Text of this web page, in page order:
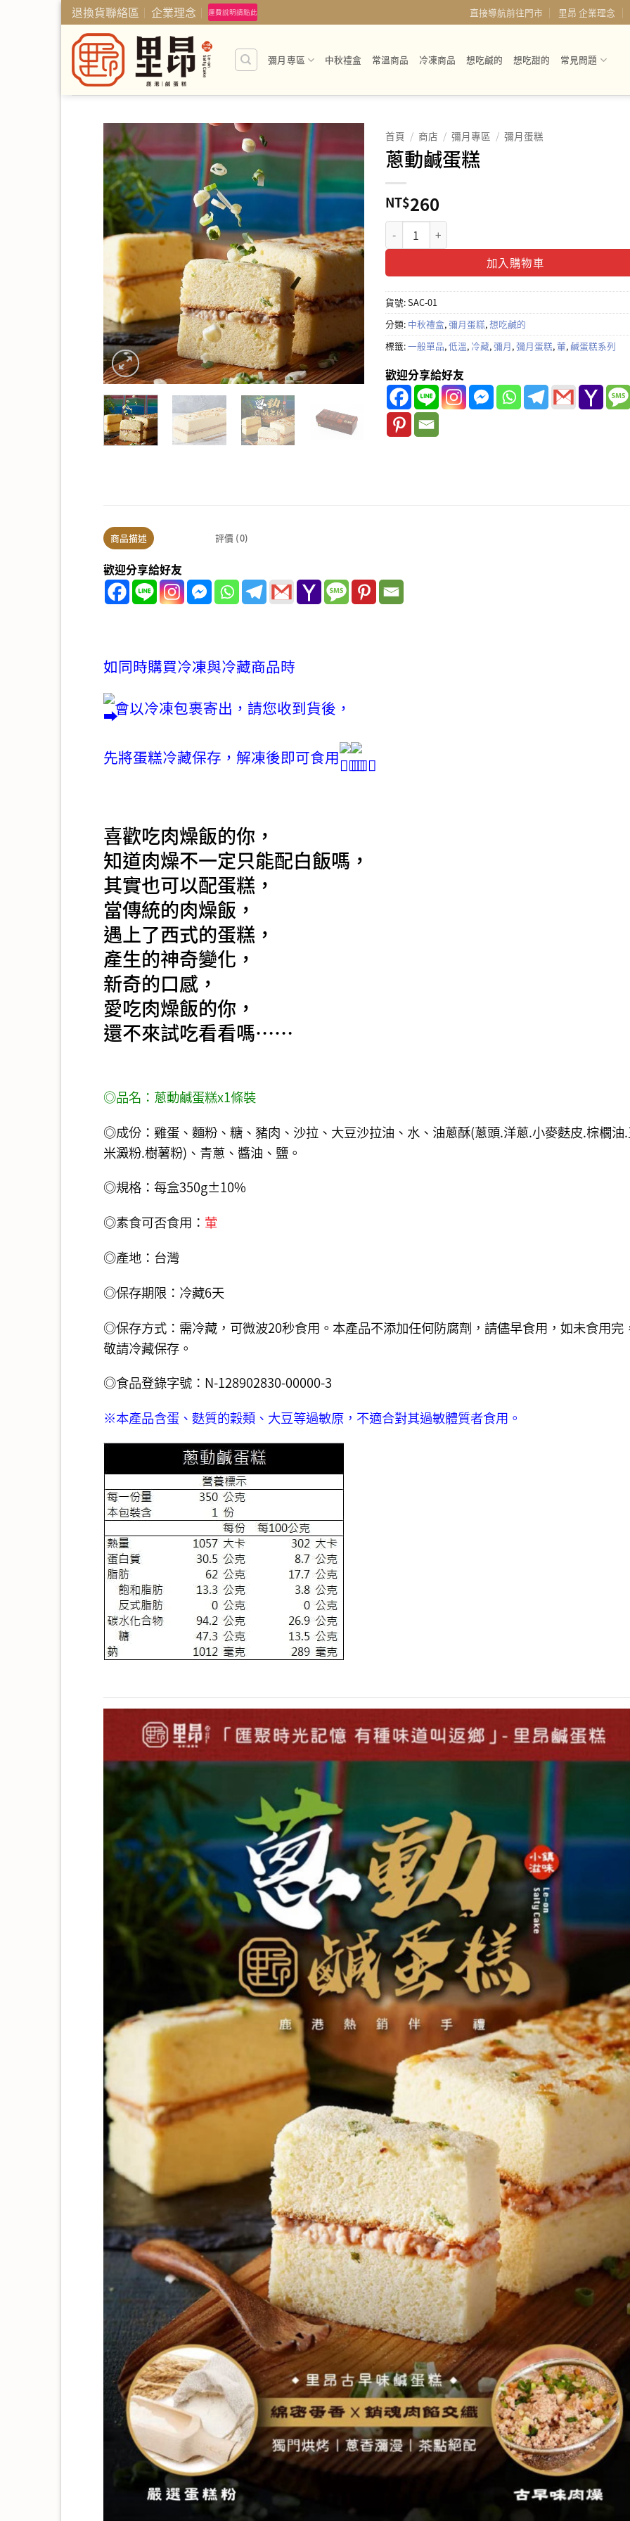
Skip
to
content
退換貨聯絡區 企業理念 運費說明請點此 直接導航前往門市 里昂 企業理念
彌月專區 中秋禮盒 常溫商品 冷凍商品 想吃鹹的 想吃甜的 常見問題
首頁 / 商店 / 彌月專區 / 彌月蛋糕
蔥動鹹蛋糕
NT$260
蔥動鹹蛋糕 數量
加入購物車
貨號:SAC-01
分類: 中秋禮盒,彌月蛋糕,想吃鹹的
標籤:一般單品,低溫, 冷藏,彌月,彌月蛋糕,葷, 鹹蛋糕系列
歡迎分享給好友
商品描述 評價 (0)
歡迎分享給好友
如同時購買冷凍與冷藏商品時
會以冷凍包裹寄出，請您收到貨後，
先將蛋糕冷藏保存，解凍後即可食用
喜歡吃肉燥飯的你，
知道肉燥不一定只能配白飯嗎，
其實也可以配蛋糕，
當傳統的肉燥飯，
遇上了西式的蛋糕，
產生的神奇變化，
新奇的口感，
愛吃肉燥飯的你，
還不來試吃看看嗎……
◎品名：蔥動鹹蛋糕x1條裝
◎成份：雞蛋、麵粉、糖、豬肉、沙拉、大豆沙拉油、水、油蔥酥(蔥頭.洋蔥.小麥麩皮.棕櫚油
米澱粉.樹薯粉)、青蔥、醬油、鹽。
◎規格：每盒350g±10%
◎素食可否食用： 葷
◎產地：台灣
◎保存期限：冷藏6天
◎保存方式：需冷藏，可微波20秒食用。本產品不添加任何防腐劑，請儘早食用，如未食用完
敬請冷藏保存。
◎食品登錄字號：N-128902830-00000-3
※本產品含蛋、麩質的穀類、大豆等過敏原， 不適合對其過敏體質者食用。